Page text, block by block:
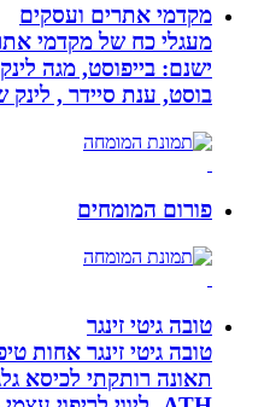
מקדמי אתרים ועסקים
מעגלי כח של מקדמי אתרים
ישנם: בייפוסט, מגה לינק,
בוסט, ענת סיידר , לינק
פורום המומחים
טובה גיטי זינגר
טובה גיטי זינגר אחות
תאונה רותקתי לכיסא